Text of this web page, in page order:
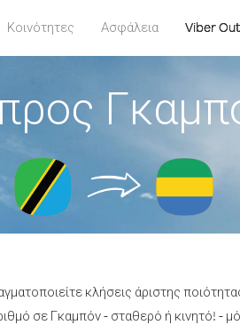
Κοινότητες Ασφάλεια Viber Out
κλήσεις άριστης
σε Γκαμπόν - σταθερό ή κινητό! -